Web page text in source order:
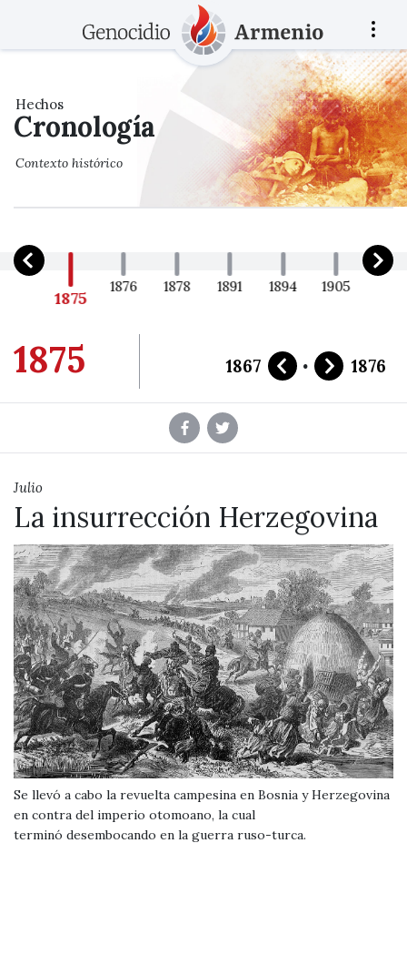
Hechos
Cronología
Contexto histórico
1875
1876 1878 1891 1894 1905
1875 1867 · 1876
Julio
La insurrección Herzegovina
Se llevó a cabo la revuelta campesina en Bosnia y Herzegovina
en contra del imperio otomoano, la cual
terminó desembocando en la guerra ruso-turca.